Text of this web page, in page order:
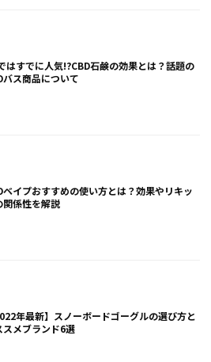
はすでに人気!?CBD石鹸の効果とは？話題の
バス商品について
ベイプおすすめの使い方とは？効果やリキッ
関係性を解説
年最新】スノーボードゴーグルの選び方と
スメブランド6選